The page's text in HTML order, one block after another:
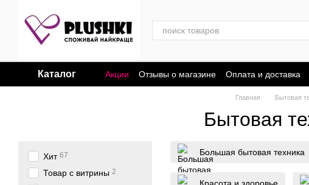
Каталог Акции Отзывы о магазине Оплата и доставка
Главная Бытовая
Бытовая
Большая бытовая техника
Хит 67
Товар с витрины 2